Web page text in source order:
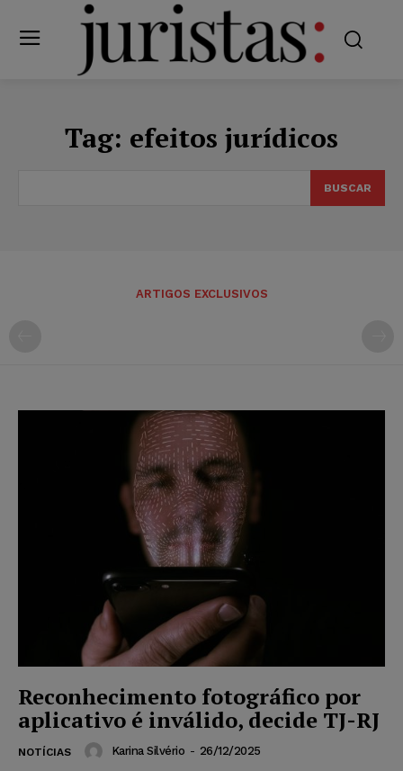
Tag: efeitos jurídicos
BUSCAR
ARTIGOS EXCLUSIVOS
Reconhecimento fotográfico por
aplicativo é inválido, decide TJ-RJ
NOTÍCIAS Karina Silvério - 26/12/2025